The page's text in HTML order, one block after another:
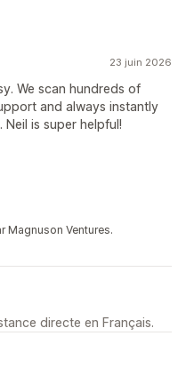
23 juin 2026
We scan hundreds of
and always instantly
is super helpful!
Magnuson Ventures.
directe en Français.